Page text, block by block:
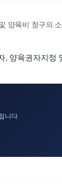
양육비 청구의 소
니다.